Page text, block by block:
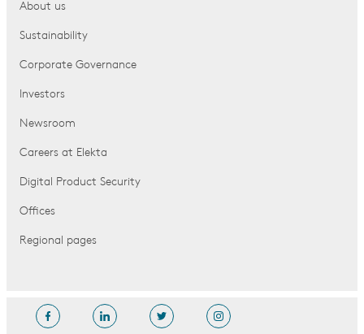
About us
Sustainability
Corporate Governance
Investors
Newsroom
Careers at Elekta
Digital Product Security
Offices
Regional pages